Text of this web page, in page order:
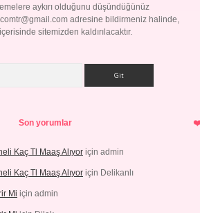
aykırı olduğunu düşündüğünüz
adresine bildirmeniz halinde,
sitemizden kaldırılacaktır.
Son yorumlar
Kaç Tl Maaş Alıyor için admin
Kaç Tl Maaş Alıyor için Delikanlı
Mi için admin